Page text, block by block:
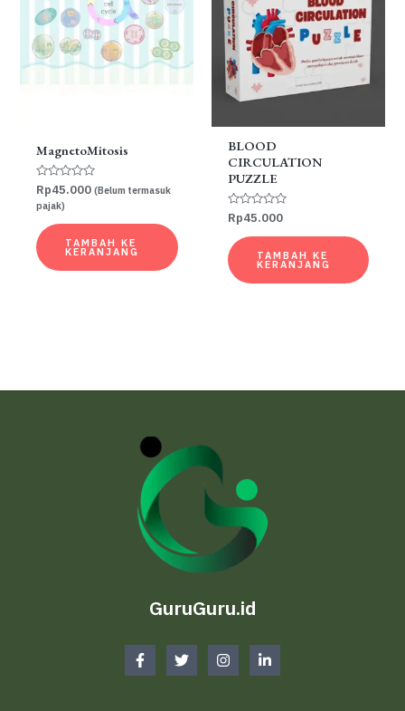
MagnetoMitosis
Dinilai
0
dari
Rp45.000 (Belum termasuk
pajak)
TAMBAH KE
KERANJANG
BLOOD
CIRCULATION
PUZZLE
Dinilai
0
dari
5
Rp45.000
TAMBAH KE
KERANJANG
GuruGuru.id